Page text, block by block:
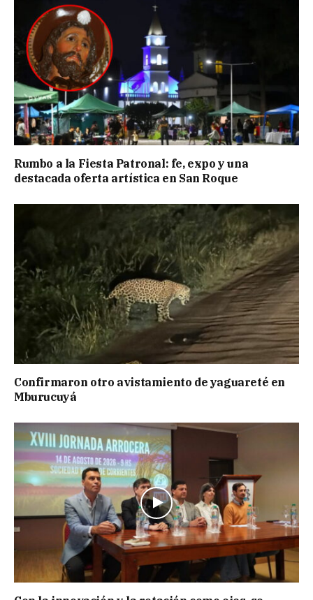
Rumbo a la Fiesta Patronal: fe, expo y una
destacada oferta artística en San Roque
Confirmaron otro avistamiento de yaguareté en
Mburucuyá